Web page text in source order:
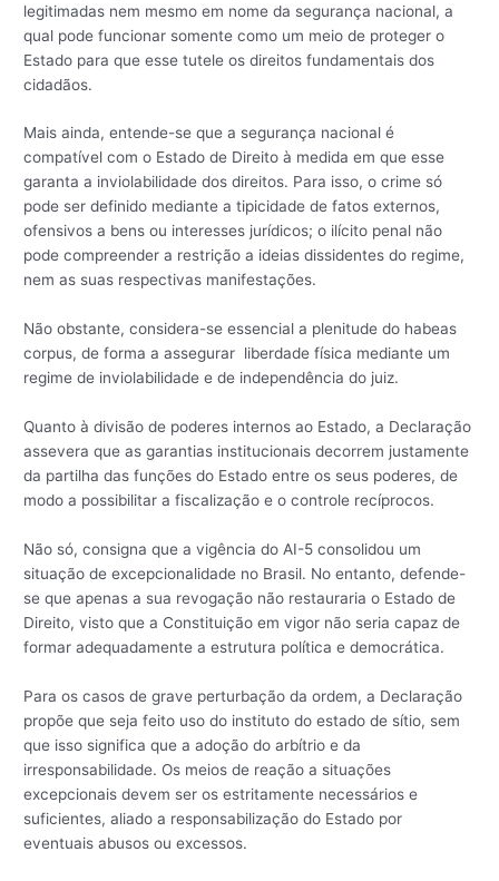
legitimadas nem mesmo em nome da segurança nacional, a
qual pode funcionar somente como um meio de proteger o
Estado para que esse tutele os direitos fundamentais dos
cidadãos.
Mais ainda, entende-se que a segurança nacional é
compatível com o Estado de Direito à medida em que esse
garanta a inviolabilidade dos direitos. Para isso, o crime só
pode ser definido mediante a tipicidade de fatos externos,
ofensivos a bens ou interesses jurídicos; o ilícito penal não
pode compreender a restrição a ideias dissidentes do regime,
nem as suas respectivas manifestações.
Não obstante, considera-se essencial a plenitude do habeas
corpus, de forma a assegurar liberdade física mediante um
regime de inviolabilidade e de independência do juiz.
Quanto à divisão de poderes internos ao Estado, a Declaração
assevera que as garantias institucionais decorrem justamente
da partilha das funções do Estado entre os seus poderes, de
modo a possibilitar a fiscalização e o controle recíprocos.
Não só, consigna que a vigência do AI-5 consolidou um
situação de excepcionalidade no Brasil. No entanto, defende-
se que apenas a sua revogação não restauraria o Estado de
Direito, visto que a Constituição em vigor não seria capaz de
formar adequadamente a estrutura política e democrática.
Para os casos de grave perturbação da ordem, a Declaração
propõe que seja feito uso do instituto do estado de sítio, sem
que isso significa que a adoção do arbítrio e da
irresponsabilidade. Os meios de reação a situações
excepcionais devem ser os estritamente necessários e
suficientes, aliado a responsabilização do Estado por
eventuais abusos ou excessos.